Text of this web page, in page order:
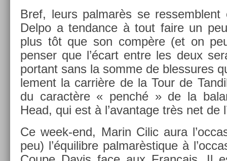
Bref, leurs pal­marès se re­ssemblent
Delpo a ten­dance à tout faire un
plus tôt que son compère (et on
pens­er que l’écart entre les deux
por­tant sans la somme de bles­sures
le­ment la carrière de la Tour de
du caractère « penché » de la
Head, qui est à l’avan­tage très net de
Ce week-end, Marin Cilic aura
peu) l’équilib­re pal­marèstique à